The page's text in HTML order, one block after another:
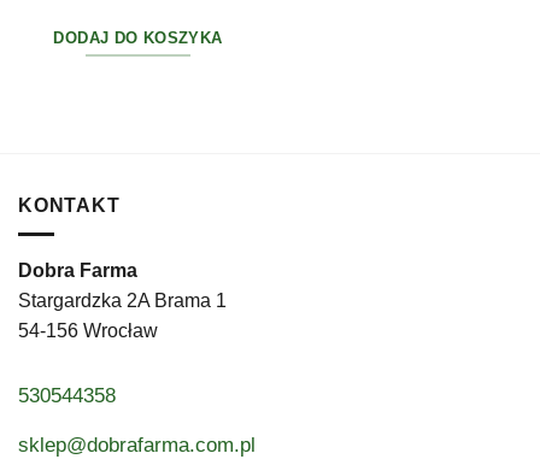
DODAJ DO KOSZYKA
KONTAKT
Dobra Farma
Stargardzka 2A Brama 1
54-156 Wrocław
530544358
sklep@dobrafarma.com.pl